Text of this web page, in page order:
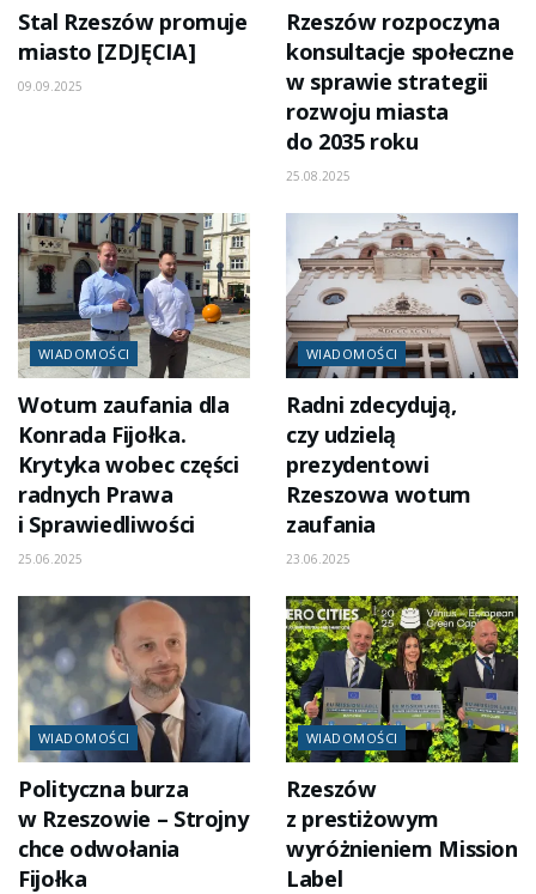
Stal Rzeszów promuje
miasto [ZDJĘCIA]
09.09.2025
Rzeszów rozpoczyna
konsultacje społeczne
w sprawie strategii
rozwoju miasta
do 2035 roku
25.08.2025
WIADOMOŚCI
Wotum zaufania dla
Konrada Fijołka.
Krytyka wobec części
radnych Prawa
i Sprawiedliwości
25.06.2025
WIADOMOŚCI
Radni zdecydują,
czy udzielą
prezydentowi
Rzeszowa wotum
zaufania
23.06.2025
WIADOMOŚCI
Polityczna burza
w Rzeszowie – Strojny
chce odwołania
Fijołka
WIADOMOŚCI
Rzeszów
z prestiżowym
wyróżnieniem Mission
Label